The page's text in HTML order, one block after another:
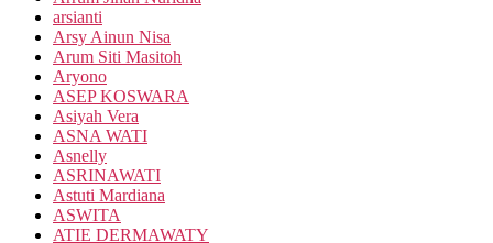
arsianti
Arsy Ainun Nisa
Arum Siti Masitoh
Aryono
ASEP KOSWARA
Asiyah Vera
ASNA WATI
Asnelly
ASRINAWATI
Astuti Mardiana
ASWITA
ATIE DERMAWATY